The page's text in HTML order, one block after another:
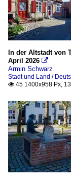
In der Altstadt von
April 2026 
Armin Schwarz
Stadt und Land /
 45 1400x958 Px,